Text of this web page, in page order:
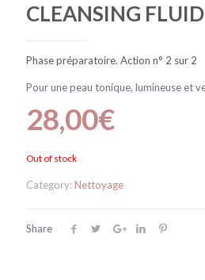
CLEANSING FLUID
Phase préparatoire. Action n° 2 sur 2
Pour une peau tonique, lumineuse et
28,00€
Out of stock
Category: Nettoyage
Share